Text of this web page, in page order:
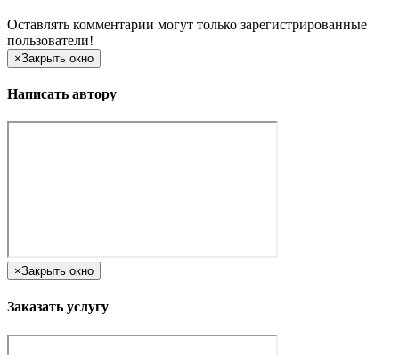
Оставлять комментарии могут только зарегистрированные
пользователи!
×Закрыть окно
Написать автору
×Закрыть окно
Заказать услугу